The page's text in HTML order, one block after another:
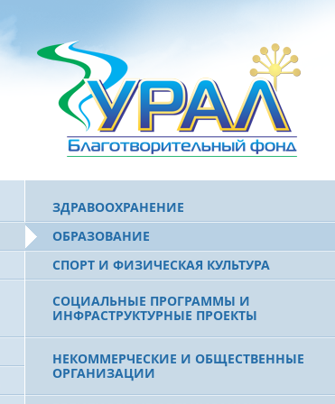
ЗДРАВООХРАНЕНИЕ
ОБРАЗОВАНИЕ
СПОРТ И ФИЗИЧЕСКАЯ КУЛЬТУРА
СОЦИАЛЬНЫЕ ПРОГРАММЫ И
ИНФРАСТРУКТУРНЫЕ ПРОЕКТЫ
НЕКОММЕРЧЕСКИЕ И ОБЩЕСТВЕННЫЕ
ОРГАНИЗАЦИИ